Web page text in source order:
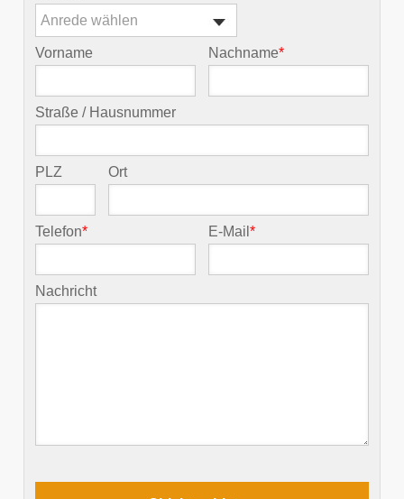
Anrede wählen
Vorname Nachname*
Straße / Hausnummer
PLZ Ort
Telefon* E-Mail*
Nachricht